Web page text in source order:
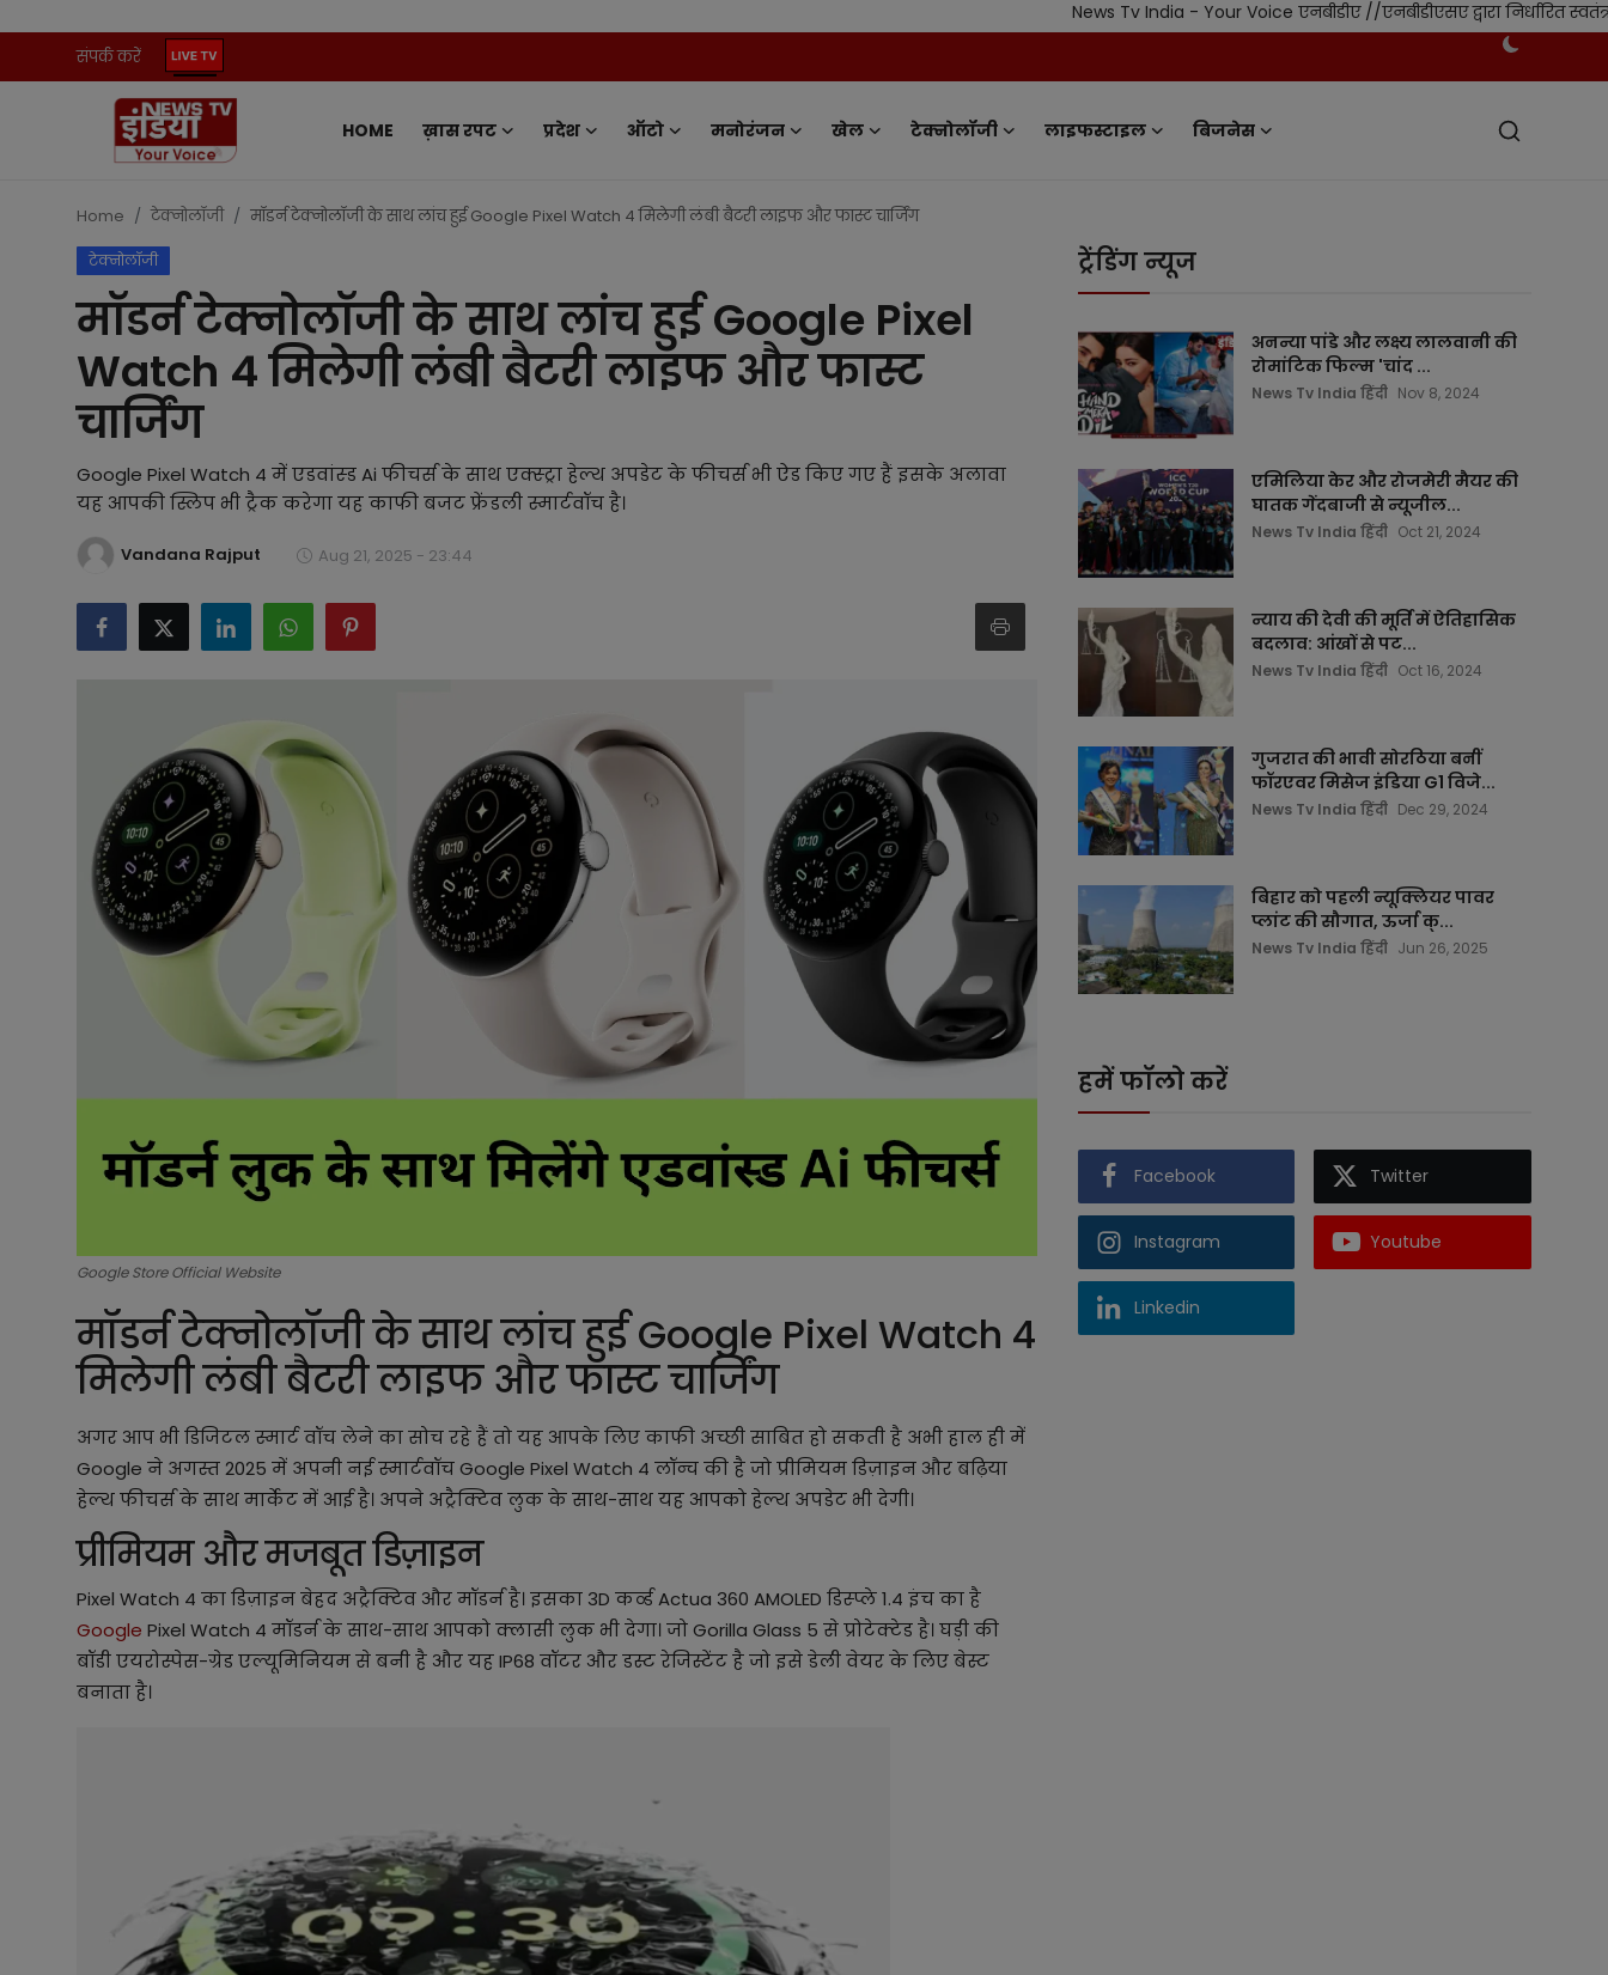
News Tv India - Your Voice एनबीडीए //एनबीडीएसए द्वारा निर्धारित स्वतंत्र
संपर्क करें
HOME ख़ास रपट प्रदेश ऑटो मनोरंजन खेल टेक्नोलॉजी लाइफस्टाइल बिजनेस
संपर्क करें
ख़ास रपट
मनोरंजन
टेक्नोलॉजी
लाइफस्टाइल
Home टेक्नोलॉजी मॉडर्न टेक्नोलॉजी के साथ लांच हुई Google Pixel Watch 4 मिलेगी लंबी बैटरी लाइफ और फास्ट चार्जिंग
टेक्नोलॉजी
मॉडर्न टेक्नोलॉजी के साथ लांच हुई Google Pixel
Watch 4 मिलेगी लंबी बैटरी लाइफ और फास्ट
चार्जिंग
Google Pixel Watch 4 में एडवांस्ड Ai फीचर्स के साथ एक्स्ट्रा हेल्थ अपडेट के फीचर्स भी ऐड किए गए हैं इसके अलावा
यह आपकी स्लिप भी ट्रैक करेगा यह काफी बजट फ्रेंडली स्मार्टवॉच है।
Vandana Rajput Aug 21, 2025 - 23:44
Google Store Official Website
मॉडर्न टेक्नोलॉजी के साथ लांच हुई Google Pixel Watch 4
मिलेगी लंबी बैटरी लाइफ और फास्ट चार्जिंग
अगर आप भी डिजिटल स्मार्ट वॉच लेने का सोच रहे हैं तो यह आपके लिए काफी अच्छी साबित हो सकती है अभी हाल ही में
Google ने अगस्त 2025 में अपनी नई स्मार्टवॉच Google Pixel Watch 4 लॉन्च की है जो प्रीमियम डिज़ाइन और बढ़िया
हेल्थ फीचर्स के साथ मार्केट में आई है। अपने अट्रैक्टिव लुक के साथ-साथ यह आपको हेल्थ अपडेट भी देगी।
प्रीमियम और मजबूत डिज़ाइन
Pixel Watch 4 का डिज़ाइन बेहद अट्रैक्टिव और मॉडर्न है। इसका 3D कर्व्ड Actua 360 AMOLED डिस्प्ले 1.4 इंच का है
Google Pixel Watch 4 मॉडर्न के साथ-साथ आपको क्लासी लुक भी देगा। जो Gorilla Glass 5 से प्रोटेक्टेड है। घड़ी की
बॉडी एयरोस्पेस-ग्रेड एल्यूमिनियम से बनी है और यह IP68 वॉटर और डस्ट रेजिस्टेंट है जो इसे डेली वेयर के लिए बेस्ट
बनाता है।
ट्रेंडिंग न्यूज
अनन्या पांडे और लक्ष्य लालवानी की
रोमांटिक फिल्म 'चांद ...
News Tv India हिंदी Nov 8, 2024
एमिलिया केर और रोजमेरी मैयर की
घातक गेंदबाजी से न्यूजील...
News Tv India हिंदी Oct 21, 2024
न्याय की देवी की मूर्ति में ऐतिहासिक
बदलाव: आंखों से पट...
News Tv India हिंदी Oct 16, 2024
गुजरात की भावी सोरठिया बनीं
फॉरएवर मिसेज इंडिया G1 विजे...
News Tv India हिंदी Dec 29, 2024
बिहार को पहली न्यूक्लियर पावर
प्लांट की सौगात, ऊर्जा क्...
News Tv India हिंदी Jun 26, 2025
हमें फॉलो करें
Facebook Twitter
Instagram Youtube
Linkedin